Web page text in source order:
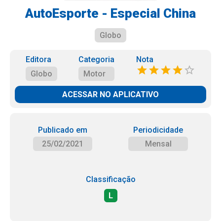
AutoEsporte - Especial China
Globo
Editora
Globo
Categoria
Motor
Nota
ACESSAR NO APLICATIVO
Publicado em
25/02/2021
Periodicidade
Mensal
Classificação
L